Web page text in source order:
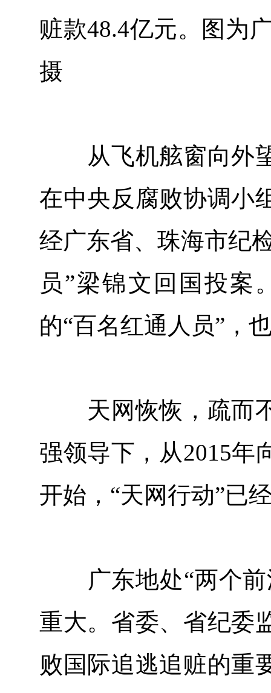
赃款48.4亿元。图为
摄
从飞机舷窗向外望
在中央反腐败协调小
经广东省、珠海市纪
员”梁锦文回国投案
的“百名红通人员”，
天网恢恢，疏而不
强领导下，从2015年
开始，“天网行动”已
广东地处“两个前
重大。省委、省纪委
败国际追逃追赃的重